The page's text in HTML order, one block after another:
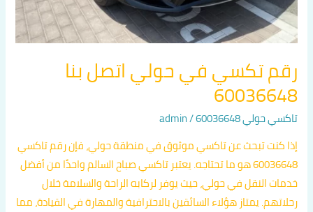
رقم تكسي في حولي اتصل بنا
60036648
تاكسي حولي 60036648 /
admin
إذا كنت تبحث عن تاكسي موثوق في منطقة حولي، فإن رقم تاكسي
60036648 هو ما تحتاجه. يعتبر تاكسي صباح السالم واحدًا من أفضل
خدمات النقل في حولي، حيث يوفر لركابه الراحة والسلامة خلال
رحلاتهم. يمتاز هؤلاء السائقين بالاحترافية والمهارة في القيادة، مما